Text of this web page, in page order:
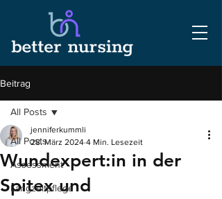
Beitrag
All Posts
Assessment
Langzeitpflege
All Posts
Wundexpert:in in der
Spitex und
jenniferkummli
28. März 2024 4 Min. Lesezeit